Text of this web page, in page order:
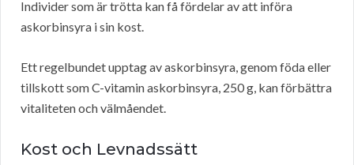
Individer som är trötta kan få fördelar av att införa
askorbinsyra i sin kost.
Ett regelbundet upptag av askorbinsyra, genom föda eller
tillskott som C-vitamin askorbinsyra, 250 g, kan förbättra
vitaliteten och välmåendet.
Kost och Levnadssätt